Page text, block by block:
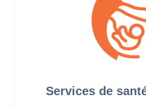
Services de